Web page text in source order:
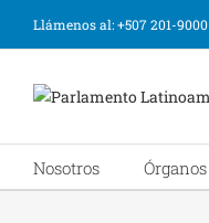
Llámenos al: +507 201-9000
Nosotros Órganos